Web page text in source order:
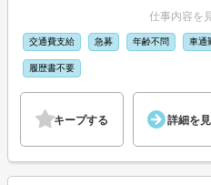
仕事内容を
交通費支給 急募 年齢不問 車通
履歴書不要
キープする 詳細を